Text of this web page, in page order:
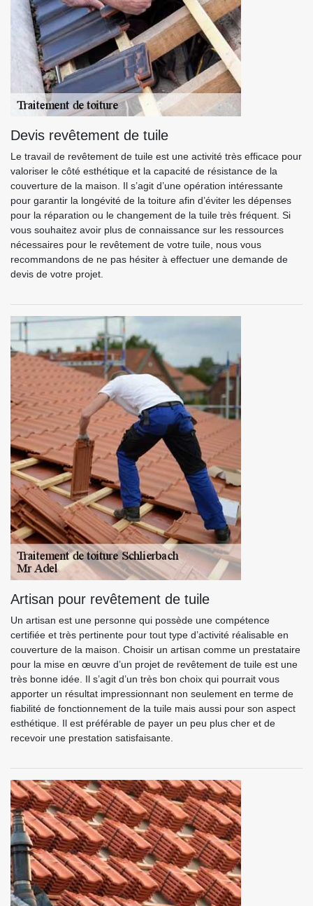
Devis revêtement de tuile
Le travail de revêtement de tuile est une activité très efficace pour
valoriser le côté esthétique et la capacité de résistance de la
couverture de la maison. Il s’agit d’une opération intéressante
pour garantir la longévité de la toiture afin d’éviter les dépenses
pour la réparation ou le changement de la tuile très fréquent. Si
vous souhaitez avoir plus de connaissance sur les ressources
nécessaires pour le revêtement de votre tuile, nous vous
recommandons de ne pas hésiter à effectuer une demande de
devis de votre projet.
Artisan pour revêtement de tuile
Un artisan est une personne qui possède une compétence
certifiée et très pertinente pour tout type d’activité réalisable en
couverture de la maison. Choisir un artisan comme un prestataire
pour la mise en œuvre d’un projet de revêtement de tuile est une
très bonne idée. Il s’agit d’un très bon choix qui pourrait vous
apporter un résultat impressionnant non seulement en terme de
fiabilité de fonctionnement de la tuile mais aussi pour son aspect
esthétique. Il est préférable de payer un peu plus cher et de
recevoir une prestation satisfaisante.